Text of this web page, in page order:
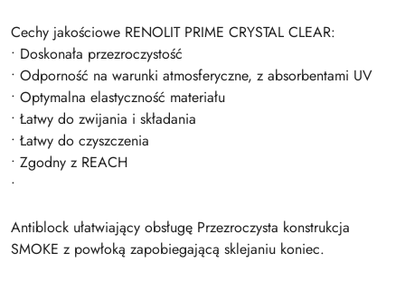
Cechy jakościowe RENOLIT PRIME CRYSTAL CLEAR:
• Doskonała przezroczystość
• Odporność na warunki atmosferyczne, z absorbentami UV
• Optymalna elastyczność materiału
• Łatwy do zwijania i składania
• Łatwy do czyszczenia
• Zgodny z REACH
•
Antiblock ułatwiający obsługę Przezroczysta konstrukcja
SMOKE z powłoką zapobiegającą sklejaniu koniec.